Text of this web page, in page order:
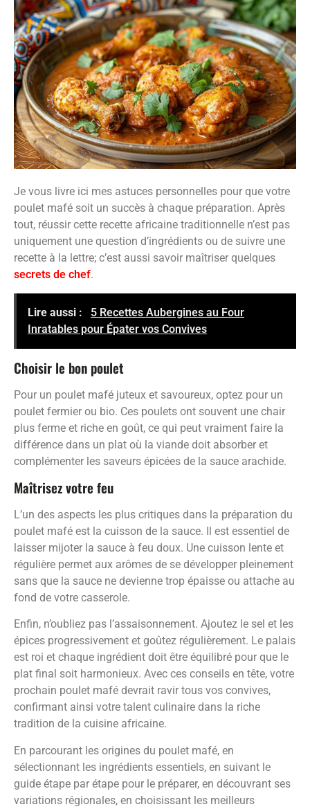
Je vous livre ici mes astuces personnelles pour que votre
poulet mafé soit un succès à chaque préparation. Après
tout, réussir cette recette africaine traditionnelle n’est pas
uniquement une question d’ingrédients ou de suivre une
recette à la lettre; c’est aussi savoir maîtriser quelques
secrets de chef.
Lire aussi :
5 Recettes Aubergines au Four
Inratables pour Épater vos Convives
Choisir le bon poulet
Pour un poulet mafé juteux et savoureux, optez pour un
poulet fermier ou bio. Ces poulets ont souvent une chair
plus ferme et riche en goût, ce qui peut vraiment faire la
différence dans un plat où la viande doit absorber et
complémenter les saveurs épicées de la sauce arachide.
Maîtrisez votre feu
L’un des aspects les plus critiques dans la préparation du
poulet mafé est la cuisson de la sauce. Il est essentiel de
laisser mijoter la sauce à feu doux. Une cuisson lente et
régulière permet aux arômes de se développer pleinement
sans que la sauce ne devienne trop épaisse ou attache au
fond de votre casserole.
Enfin, n’oubliez pas l’assaisonnement. Ajoutez le sel et les
épices progressivement et goûtez régulièrement. Le palais
est roi et chaque ingrédient doit être équilibré pour que le
plat final soit harmonieux. Avec ces conseils en tête, votre
prochain poulet mafé devrait ravir tous vos convives,
confirmant ainsi votre talent culinaire dans la riche
tradition de la cuisine africaine.
En parcourant les origines du poulet mafé, en
sélectionnant les ingrédients essentiels, en suivant le
guide étape par étape pour le préparer, en découvrant ses
variations régionales, en choisissant les meilleurs